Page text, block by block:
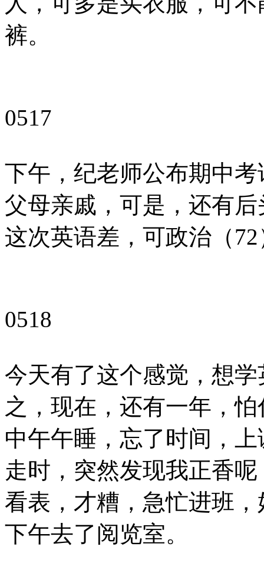
裤。
0517
下午，纪老师公布期中
父母亲戚，可是，还有
这次英语差，可政治（
0518
今天有了这个感觉，想
之，现在，还有一年，
中午午睡，忘了时间，
走时，突然发现我正香
看表，才糟，急忙进班，
下午去了阅览室。